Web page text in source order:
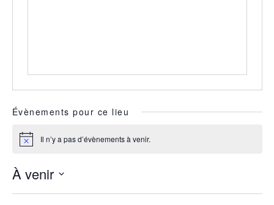
Évènements pour ce lieu
Notice Il n’y a pas d’évènements à venir.
À venir
une